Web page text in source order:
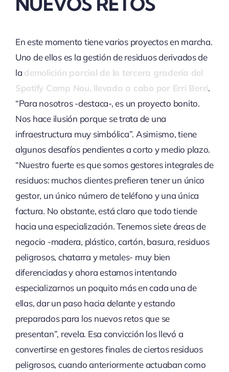
En este momento tiene varios proyectos en marcha.
Uno de ellos es la gestión de residuos derivados de
la demolición parcial de la tercera gradería del
Spotify Camp Nou, llevada a cabo por Erri Berri.
“Para nosotros -destaca-, es un proyecto bonito.
Nos hace ilusión porque se trata de una
infraestructura muy simbólica”. Asimismo, tiene
algunos desafíos pendientes a corto y medio plazo.
“Nuestro fuerte es que somos gestores integrales de
residuos: muchos clientes prefieren tener un único
gestor, un único número de teléfono y una única
factura. No obstante, está claro que todo tiende
hacia una especialización. Tenemos siete áreas de
negocio -madera, plástico, cartón, basura, residuos
peligrosos, chatarra y metales- muy bien
diferenciadas y ahora estamos intentando
especializarnos un poquito más en cada una de
ellas, dar un paso hacia delante y estando
preparados para los nuevos retos que se
presentan”, revela. Esa convicción los llevó a
convertirse en gestores finales de ciertos residuos
peligrosos, cuando anteriormente actuaban como